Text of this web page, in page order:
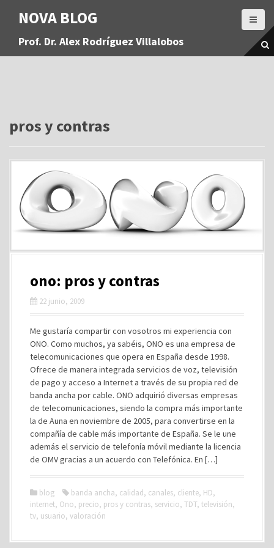
a
NOVA BLOG
Prof. Dr. Alex Rodríguez Villalobos
pros y contras
ono: pros y contras
22 junio, 2009
Me gustaría compartir con vosotros mi experiencia con
ONO. Como muchos, ya sabéis, ONO es una empresa de
telecomunicaciones que opera en España desde 1998.
Ofrece de manera integrada servicios de voz, televisión
de pago y acceso a Internet a través de su propia red de
banda ancha por cable. ONO adquirió diversas empresas
de telecomunicaciones, siendo la compra más importante
la de Auna en noviembre de 2005, para convertirse en la
compañía de cable más importante de España. Se le une
además el servicio de telefonía móvil mediante la licencia
de OMV gracias a un acuerdo con Telefónica. En […]
blog banda ancha, calidad, canales, cliente, HD,
internet, Ono, precio, pros y contras, servicio, TDT, televisión,
tv, usuario, valoración